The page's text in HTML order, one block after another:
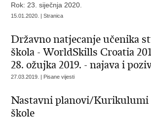
Rok: 23. siječnja 2020.
15.01.2020. | Stranica
Državno natjecanje učenika
škola - WorldSkills Croatia
28. ožujka 2019. - najava i
27.03.2019. | Pisane vijesti
Nastavni planovi/Kurikulumi
škole